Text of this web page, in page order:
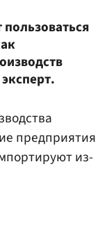
предприятия
из-